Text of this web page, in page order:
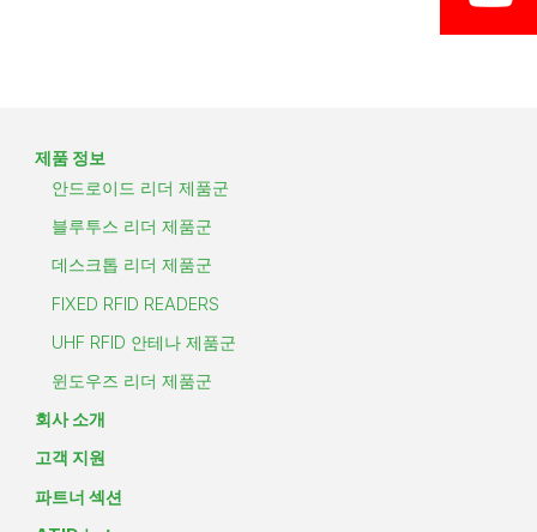
제품 정보
안드로이드 리더 제품군
블루투스 리더 제품군
데스크톱 리더 제품군
FIXED RFID READERS
UHF RFID 안테나 제품군
윈도우즈 리더 제품군
회사 소개
고객 지원
파트너 섹션